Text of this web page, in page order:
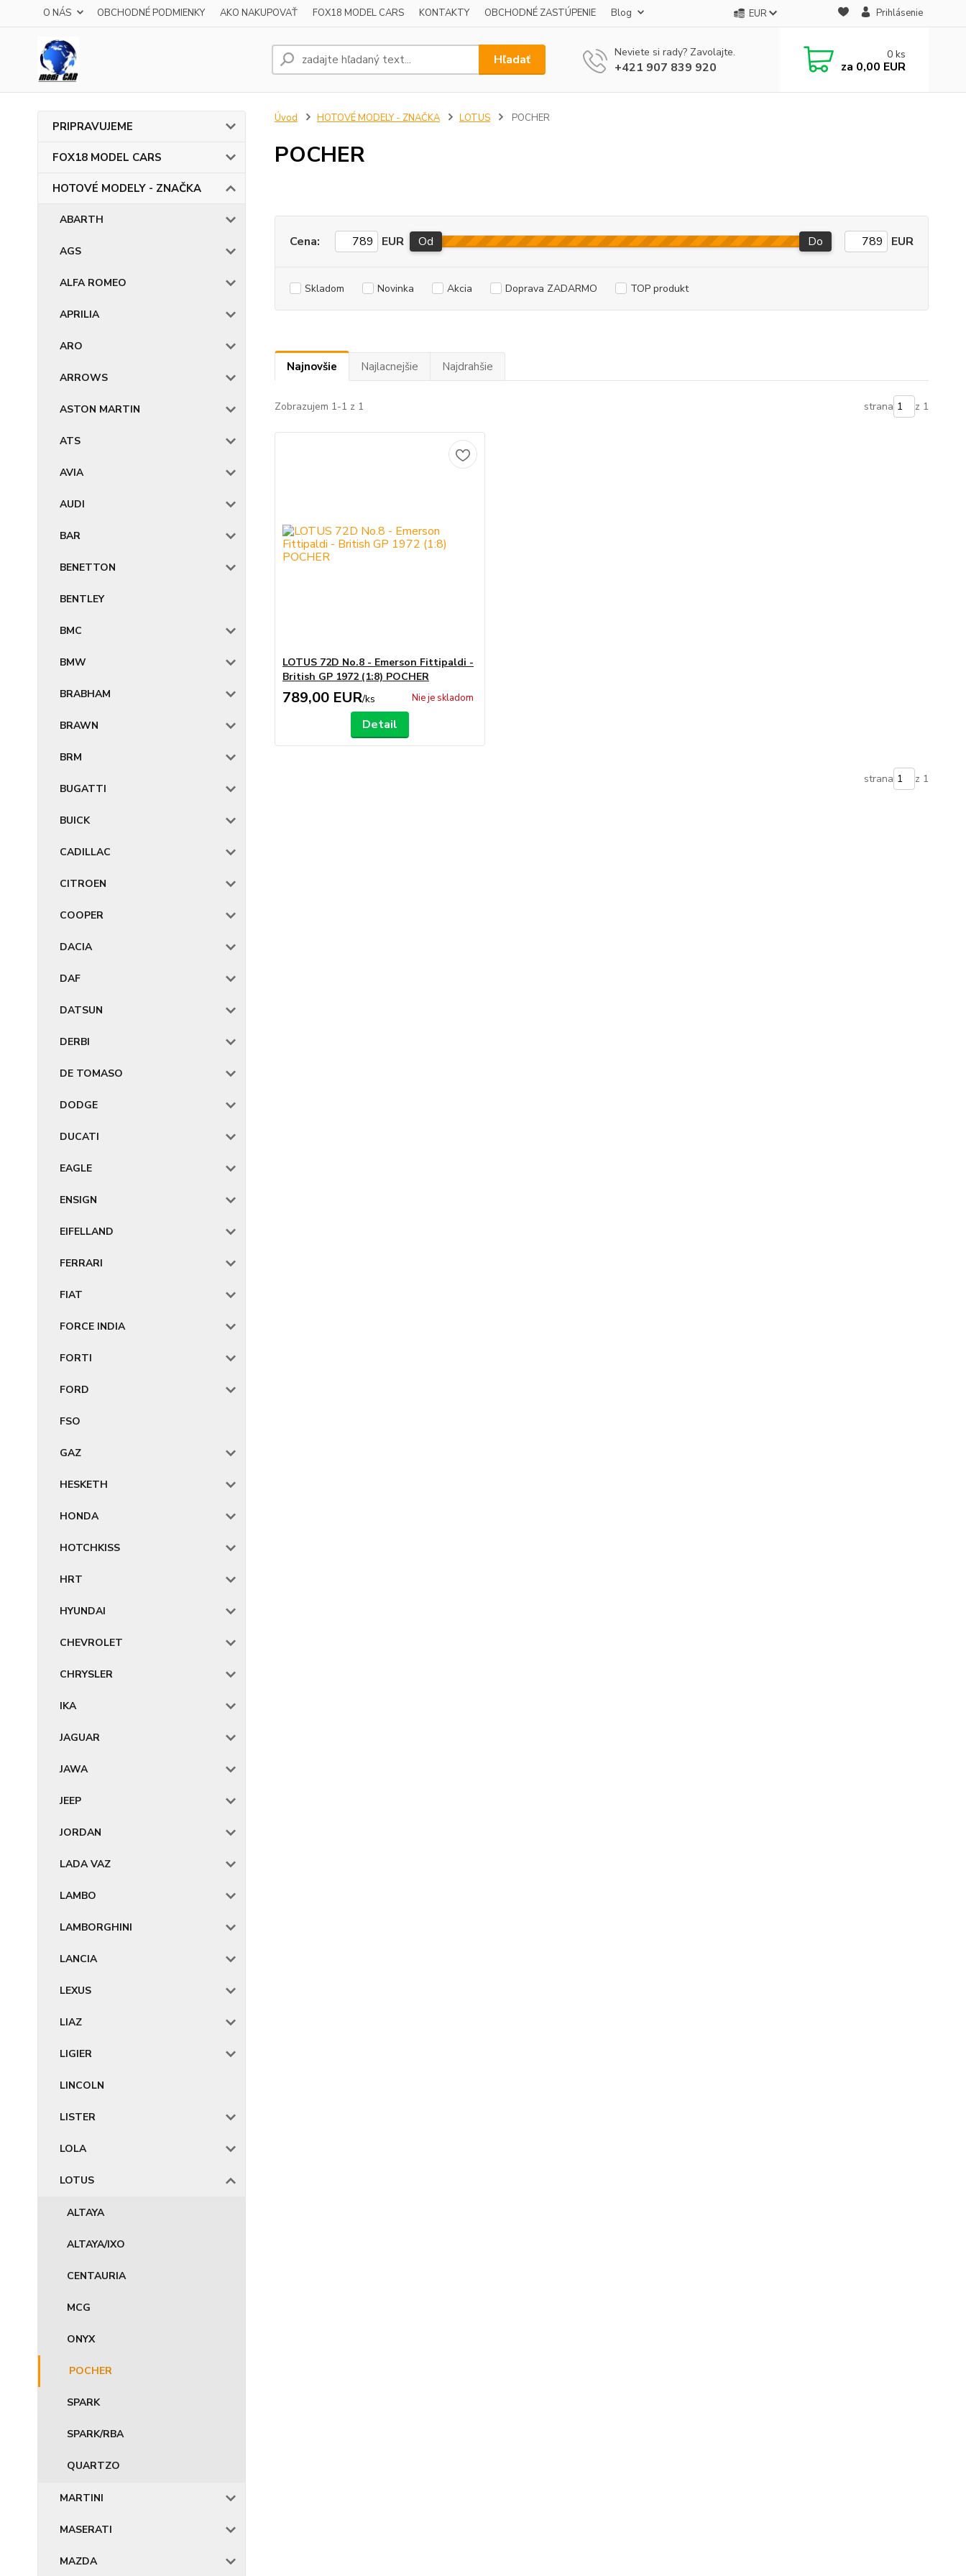
O NÁS OBCHODNÉ PODMIENKY AKO NAKUPOVAŤ FOX18 MODEL CARS KONTAKTY OBCHODNÉ ZASTÚPENIE Blog EUR Prihlásenie
Hľadať Neviete si rady? Zavolajte.
+421 907 839 920
0 ks
za 0,00 EUR
PRIPRAVUJEME
FOX18 MODEL CARS
HOTOVÉ MODELY - ZNAČKA
ABARTH
AGS
ALFA ROMEO
APRILIA
ARO
ARROWS
ASTON MARTIN
ATS
AVIA
AUDI
BAR
BENETTON
BENTLEY
BMC
BMW
BRABHAM
BRAWN
BRM
BUGATTI
BUICK
CADILLAC
CITROEN
COOPER
DACIA
DAF
DATSUN
DERBI
DE TOMASO
DODGE
DUCATI
EAGLE
ENSIGN
EIFELLAND
FERRARI
FIAT
FORCE INDIA
FORTI
FORD
FSO
GAZ
HESKETH
HONDA
HOTCHKISS
HRT
HYUNDAI
CHEVROLET
CHRYSLER
IKA
JAGUAR
JAWA
JEEP
JORDAN
LADA VAZ
LAMBO
LAMBORGHINI
LANCIA
LEXUS
LIAZ
LIGIER
LINCOLN
LISTER
LOLA
LOTUS
ALTAYA
ALTAYA/IXO
CENTAURIA
MCG
ONYX
POCHER
SPARK
SPARK/RBA
QUARTZO
MARTINI
MASERATI
MAZDA
Úvod HOTOVÉ MODELY - ZNAČKA LOTUS POCHER
POCHER
Cena: EUR Od Do EUR
Skladom Novinka Akcia Doprava ZADARMO TOP produkt
Najnovšie Najlacnejšie Najdrahšie
Zobrazujem 1-1 z 1 strana z 1
LOTUS 72D No.8 - Emerson Fittipaldi -
British GP 1972 (1:8) POCHER
789,00 EUR/ks Nie je skladom
Detail
strana z 1